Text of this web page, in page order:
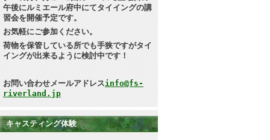
午後にルミエール府中にてタイイングの講
習会を開催予定です。
お気軽にご参加ください。
荷物を保管している所でも手狭ですがタイ
イングが出来るように検討中です！
お問い合わせメールアドレスinfo@fs-
riverland.jp
キャスティング体験